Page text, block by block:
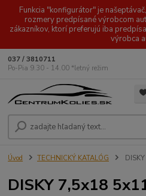
Funkcia "konfigurátor" je
rozmery predpísané výrobcom
zákazníkov, ktorí preferujú iba
výrobca
037 / 3810711
Po-Pia 9.30 - 14.00 *letný režim
Úvod TECHNICKÝ KATALÓG
DISKY 7,5x18